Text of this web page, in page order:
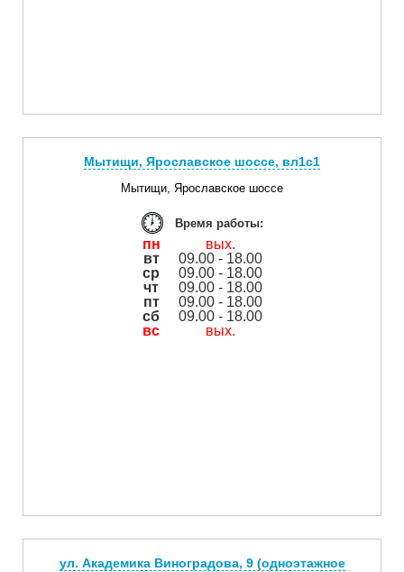
Мытищи, Ярославское шоссе, вл1с1
Мытищи, Ярославское шоссе
Время работы:
пн
вых.
вт
09.00 - 18.00
ср
09.00 - 18.00
чт
09.00 - 18.00
пт
09.00 - 18.00
сб
09.00 - 18.00
вс
вых.
ул. Академика Виноградова, 9 (одноэтажное